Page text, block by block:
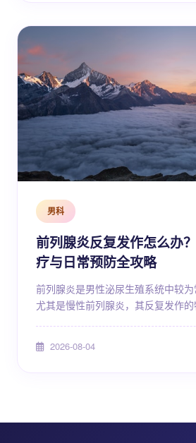
认知。 前...
男科
前列腺炎反复发作怎么办
疗与日常预防全攻略
前列腺炎是男性泌尿生殖系统中较为
尤其是慢性前列腺炎，其反复发作
又犯、犯了又治"的循环不仅影响生
2026-08-04